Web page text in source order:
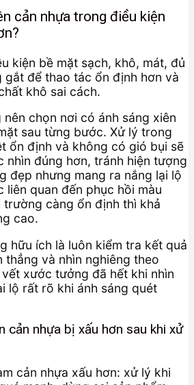
cản nhựa trong điều kiện
kiện bề mặt sạch, khô, mát, đủ
gắt để thao tác ổn định hơn và
khô sai cách.
chọn nơi có ánh sáng xiên
sau từng bước. Xử lý trong
ổn định và không có gió bụi sẽ
đúng hơn, tránh hiện tượng
đẹp nhưng mang ra nắng lại lộ
liên quan đến phục hồi màu
trường càng ổn định thì khả
cao.
hữu ích là luôn kiểm tra kết quả
thẳng và nhìn nghiêng theo
xước tưởng đã hết khi nhìn
lộ rất rõ khi ánh sáng quét
cản nhựa bị xấu hơn sau khi xử
cản nhựa xấu hơn: xử lý khi